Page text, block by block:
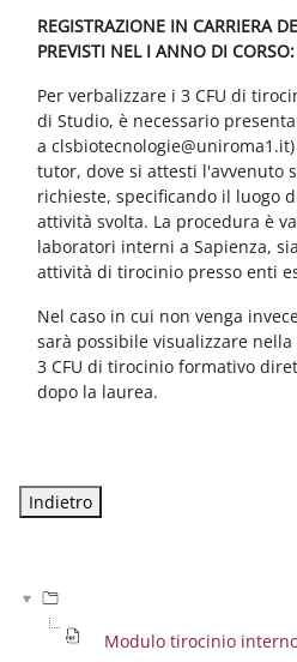
REGISTRAZIONE IN CARRIERA
PREVISTI NEL I ANNO DI CORSO:
Per verbalizzare i 3 CFU di
di Studio, è necessario
a
tutor, dove si attesti l'avvenuto
richieste, specificando il luogo
attività svolta. La procedura è
laboratori interni a Sapienza,
attività di tirocinio presso enti
Nel caso in cui non venga
sarà possibile visualizzare
3 CFU di tirocinio formativo
dopo la laurea.
Modulo tirocinio